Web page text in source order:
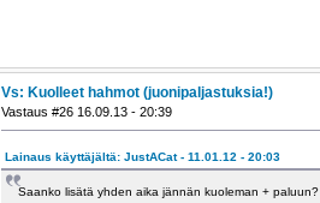
Vs: Kuolleet hahmot (juonipaljastuksia!)
Vastaus #26 16.09.13 - 20:39
Lainaus käyttäjältä: JustACat - 11.01.12 - 20:03
Saanko lisätä yhden aika jännän kuoleman + paluun?